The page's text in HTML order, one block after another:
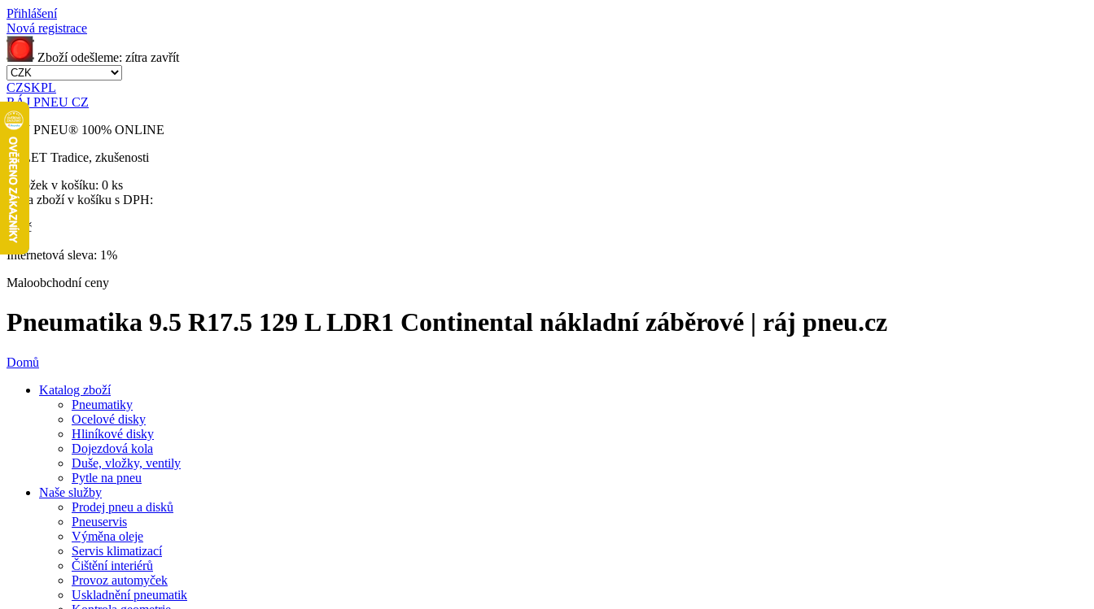
Přihlášení
Nová registrace
Zboží odešleme: zítra zavřít
CZSKPL
RÁJ PNEU CZ
RÁJ PNEU® 100% ONLINE
32 LET Tradice, zkušenosti
Položek v košíku: 0 ks
Cena zboží v košíku s DPH:
0 Kč
Internetová sleva: 1%
Maloobchodní ceny
Pneumatika 9.5 R17.5 129 L LDR1 Continental nákladní záběrové | ráj pneu.cz
Domů
Katalog zboží
Pneumatiky
Ocelové disky
Hliníkové disky
Dojezdová kola
Duše, vložky, ventily
Pytle na pneu
Naše služby
Prodej pneu a disků
Pneuservis
Výměna oleje
Servis klimatizací
Čištění interiérů
Provoz automyček
Uskladnění pneumatik